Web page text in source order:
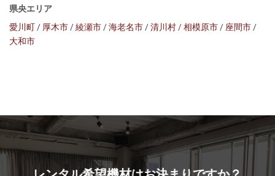
県央エリア
愛川町/ 厚木市/綾瀬市/海老名市/清川村/相模原市/ 座間市/
大和市